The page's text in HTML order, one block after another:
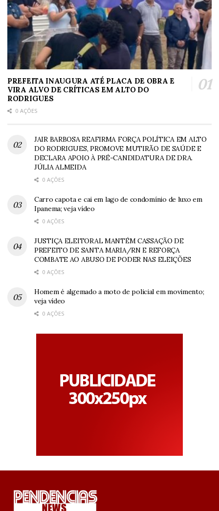
PREFEITA INAUGURA ATÉ PLACA DE OBRA E
VIRA ALVO DE CRÍTICAS EM ALTO DO
RODRIGUES
0 AÇÕES
JAIR BARBOSA REAFIRMA FORÇA POLÍTICA EM ALTO
DO RODRIGUES, PROMOVE MUTIRÃO DE SAÚDE E
DECLARA APOIO À PRÉ-CANDIDATURA DE DRA.
JÚLIA ALMEIDA
0 AÇÕES
Carro capota e cai em lago de condomínio de luxo em
Ipanema; veja vídeo
0 AÇÕES
JUSTIÇA ELEITORAL MANTÉM CASSAÇÃO DE
PREFEITO DE SANTA MARIA/RN E REFORÇA
COMBATE AO ABUSO DE PODER NAS ELEIÇÕES
0 AÇÕES
Homem é algemado a moto de policial em movimento;
veja vídeo
0 AÇÕES